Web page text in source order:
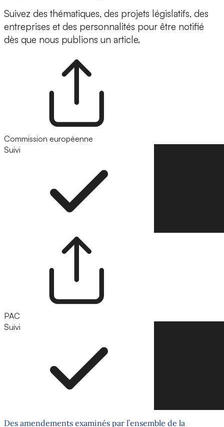
Suivez des thématiques, des projets législatifs, des
entreprises et des personnalités pour être notifié
dès que nous publions un article.
Commission européenne
Suivi
PAC
Suivi
Des amendements examinés par l’ensemble de la